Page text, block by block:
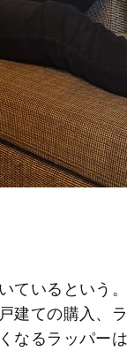
ているという
建ての購入、
なるラッパー